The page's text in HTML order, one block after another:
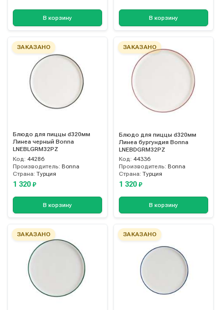
В корзину В корзину
ЗАКАЗАНО
Блюдо для пиццы d320мм
Линеа черный Bonna
LNEBLGRM32PZ
Код: 44286
Производитель: Bonna
Страна: Турция
1 320 ₽
В корзину
ЗАКАЗАНО
Блюдо для пиццы d320мм
Линеа бургундия Bonna
LNEBDGRM32PZ
Код: 44336
Производитель: Bonna
Страна: Турция
1 320 ₽
В корзину
ЗАКАЗАНО ЗАКАЗАНО